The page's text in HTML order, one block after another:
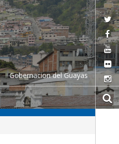
Gobernacion del Guayas